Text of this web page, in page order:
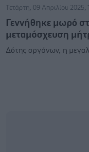
Τετάρτη, 09 Απριλίου 2025,
Γεννήθηκε μωρό
μεταμόσχευση
Δότης οργάνων, η